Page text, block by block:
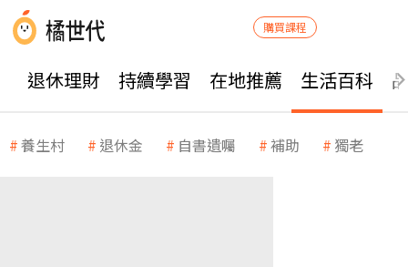
購買課程
退休理財 持續學習 在地推薦 生活百科
養生村 退休金 自書遺囑 補助 獨老